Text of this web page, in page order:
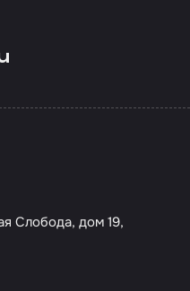
Слобода, дом 19,